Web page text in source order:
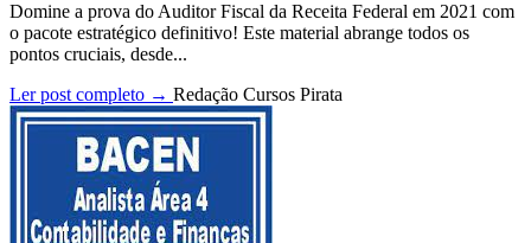
Domine a prova do Auditor Fiscal da Receita Federal em 2021 com
o pacote estratégico definitivo! Este material abrange todos os
pontos cruciais, desde...
Ler post completo → Redação Cursos Pirata